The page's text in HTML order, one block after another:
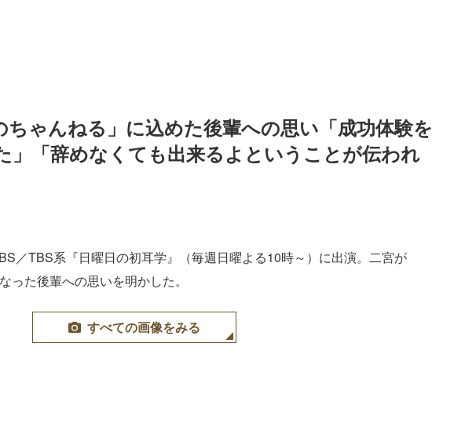
ゃんねる」に込めた後輩への思い「成功体験を
」「辞めなくても出来るよということが伝われ
／TBS系『日曜日の初耳学』（毎週日曜よる10時～）に出演。二宮が
った後輩への思いを明かした。
すべての画像をみる